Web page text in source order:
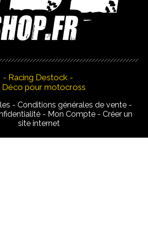
- Racing Destock -
Déco pour motocross
Conditions générales de vente
Mon Compte
Créer un
site internet